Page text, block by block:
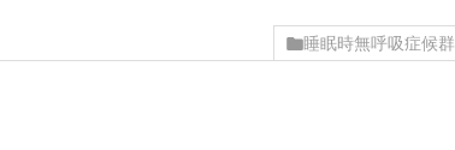
睡眠時無呼吸症候群